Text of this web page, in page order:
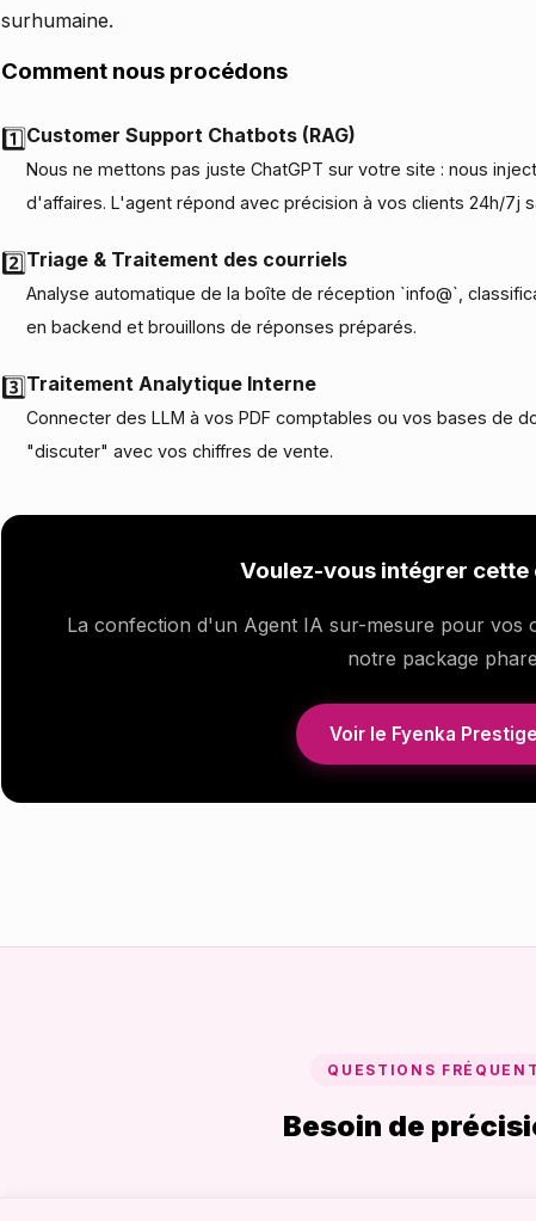
surhumaine.
Comment nous procédons
1️⃣Customer Support Chatbots (RAG)
Nous ne mettons pas juste ChatGPT sur votre site : nous
d'affaires. L'agent répond avec précision à vos clients 24h/7j
2️⃣Triage & Traitement des courriels
Analyse automatique de la boîte de réception `info@`,
en backend et brouillons de réponses préparés.
3️⃣Traitement Analytique Interne
Connecter des LLM à vos PDF comptables ou vos bases de
"discuter" avec vos chiffres de vente.
Voulez-vous intégrer cette
La confection d'un Agent IA sur-mesure pour vos
notre package
Voir le Fyenka
QUESTIONS
Besoin de